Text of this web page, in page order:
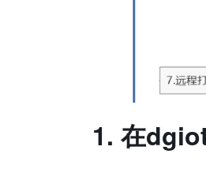
1. 在